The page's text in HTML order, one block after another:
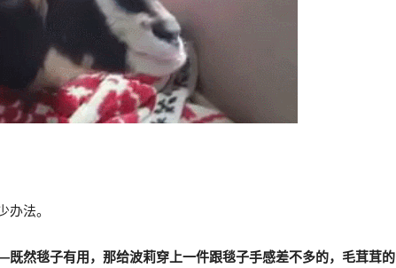
办法。
然毯子有用，那给波莉穿上一件跟毯子手感差不多的，毛茸茸的